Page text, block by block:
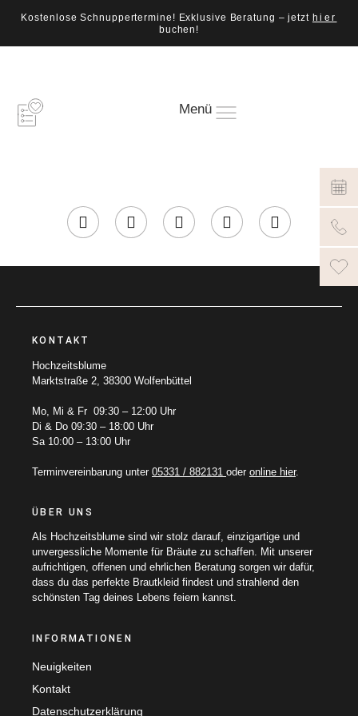
Kostenlose Schnuppertermine! Exklusive Beratung – jetzt hier
buchen!
Menü
KONTAKT
Hochzeitsblume
Marktstraße 2, 38300 Wolfenbüttel
Mo, Mi & Fr 09:30 – 12:00 Uhr
Di & Do 09:30 – 18:00 Uhr
Sa 10:00 – 13:00 Uhr
Terminvereinbarung unter 05331 / 882131 oder online hier.
ÜBER UNS
Als Hochzeitsblume sind wir stolz darauf, einzigartige und
unvergessliche Momente für Bräute zu schaffen. Mit unserer
aufrichtigen, offenen und ehrlichen Beratung sorgen wir dafür,
dass du das perfekte Brautkleid findest und strahlend den
schönsten Tag deines Lebens feiern kannst.
INFORMATIONEN
Neuigkeiten
Kontakt
Datenschutzerklärung